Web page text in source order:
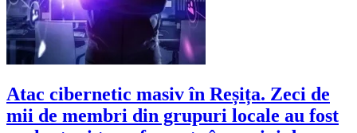
Atac cibernetic masiv în Reșița. Zeci de
mii de membri din grupuri locale au fost